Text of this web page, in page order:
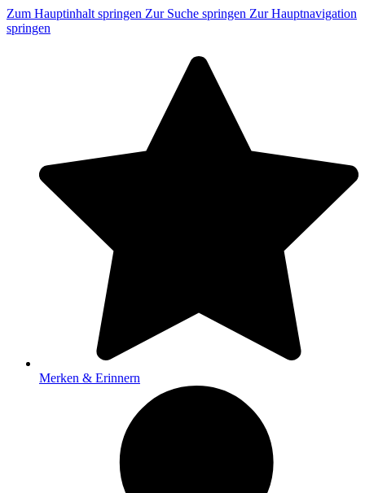
Zum Hauptinhalt springen Zur Suche springen Zur Hauptnavigation
springen
Merken & Erinnern